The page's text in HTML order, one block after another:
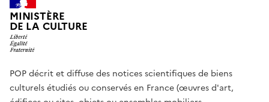
MINISTÈRE
DE LA CULTURE
POP décrit et diffuse des notices scientifiques de biens
culturels étudiés ou conservés en France (œuvres d'art,